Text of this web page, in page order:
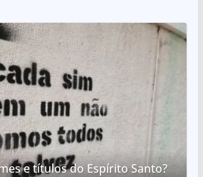
e títulos do Espírito Santo?